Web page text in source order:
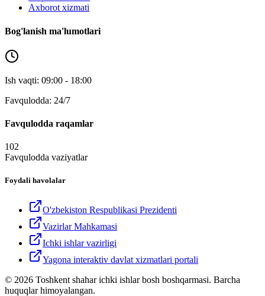
Axborot xizmati
Bog'lanish ma'lumotlari
Ish vaqti: 09:00 - 18:00
Favqulodda: 24/7
Favqulodda raqamlar
102
Favqulodda vaziyatlar
Foydali havolalar
O'zbekiston Respublikasi Prezidenti
Vazirlar Mahkamasi
Ichki ishlar vazirligi
Yagona interaktiv davlat xizmatlari portali
© 2026 Toshkent shahar ichki ishlar bosh boshqarmasi. Barcha
huquqlar himoyalangan.